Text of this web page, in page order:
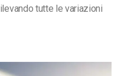
tutte le variazioni